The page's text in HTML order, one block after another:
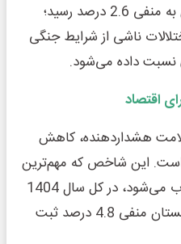
کرد. رشد این بخش در زمستان به منفی 2.6 درصد رسید؛
ناشی از شرایط جنگی
داده می‌شود.
اقتصاد
هشداردهنده، کاهش
این شاخص که مهم‌ترین
جزء تقاضای کل اقتصاد محسوب می‌شود، در کل سال 1404
معادل منفی 1.4 درصد و در زمستان منفی 4.8 درصد ثبت